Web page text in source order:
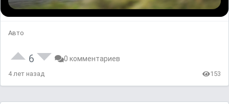
Авто
6 0 комментариев
4 лет назад 153